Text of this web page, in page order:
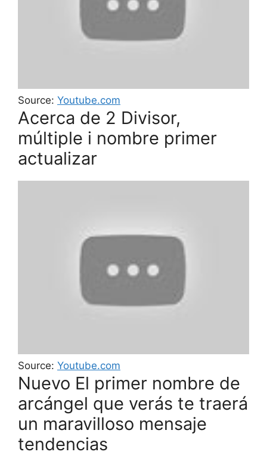
Source: Youtube.com
Acerca de 2 Divisor,
múltiple i nombre primer
actualizar
Source: Youtube.com
Nuevo El primer nombre de
arcángel que verás te traerá
un maravilloso mensaje
tendencias